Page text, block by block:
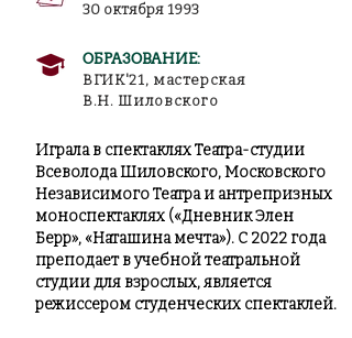
30 октября 1993
ОБРАЗОВАНИЕ:
ВГИК'21, мастерская
В.Н. Шиловского
Играла в спектаклях Театра-студии
Всеволода Шиловского, Московского
Независимого Театра и антрепризных
моноспектаклях («Дневник Элен
Берр», «Наташина мечта»). С 2022 года
преподает в учебной театральной
студии для взрослых, является
режиссером студенческих спектаклей.